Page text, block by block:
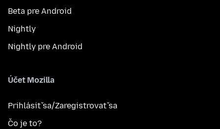
Beta pre Android
Nightly
Nightly pre Android
Účet Mozilla
Prihlásiť sa/Zaregistrovať sa
Čo je to?